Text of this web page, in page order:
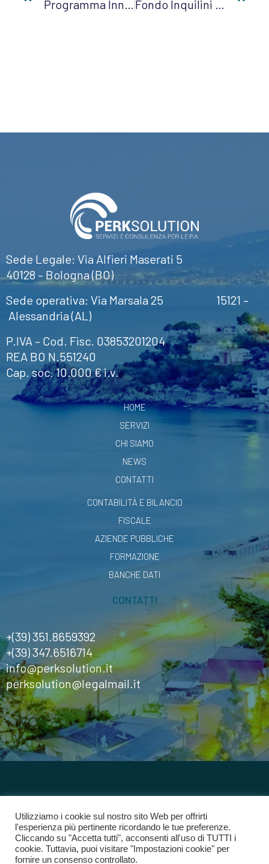
Sede Legale: Via Alfieri Maserati 5
40128 – Bologna (BO)
Sede operativa: Via Marsala 25 15121 –
Alessandria (AL)
P.IVA – Cod. Fisc. 03853201204
REA BO N.551240
Cap. soc. 10.000 € i.v.
HOME
SERVIZI
CHI SIAMO
NEWS
CONTATTI
CONTABILITÀ E BILANCIO
FISCALE
AZIENDE PUBBLICHE
FORMAZIONE
BANCHE DATI
CONTATTI
+(39) 351.8659392
+(39) 347.6516714
info@perksolution.it
perksolution@legalmail.it
Privacy Policy
Utilizziamo i cookie sul nostro sito Web per offrirti
l'esperienza più pertinente ricordando le tue preferenze.
Cliccando su "Accetta tutti", acconsenti all'uso di TUTTI i
cookie. Tuttavia, puoi visitare "Impostazioni cookie" per
fornire un consenso controllato.